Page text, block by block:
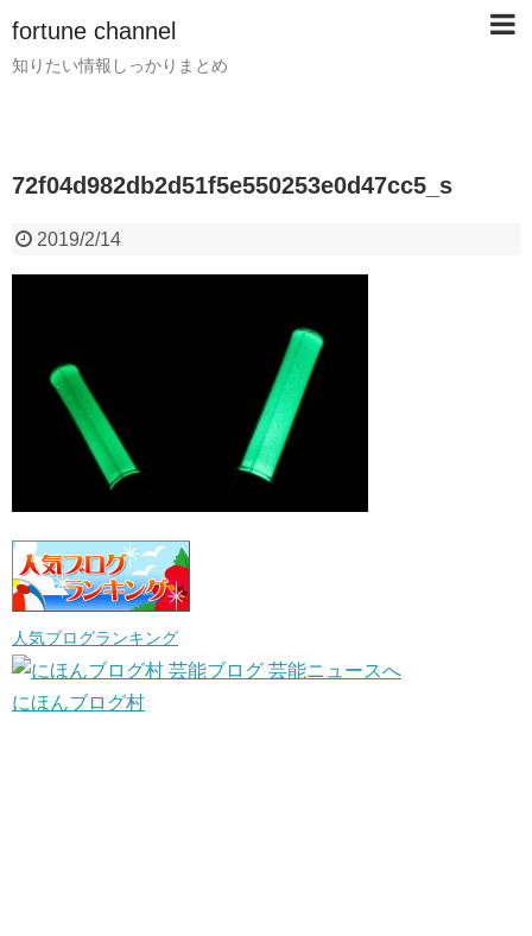
fortune channel
知りたい情報しっかりまとめ
72f04d982db2d51f5e550253e0d47cc5_s
2019/2/14
人気ブログランキング
にほんブログ村